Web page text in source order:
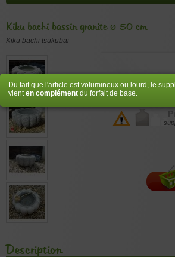
Kiku bachi bassin granite ø 50 cm
Kiku bachi tsukubai
Description
Du fait que l'article est volumineux ou lourd, le
vienten complément du forfait de base.